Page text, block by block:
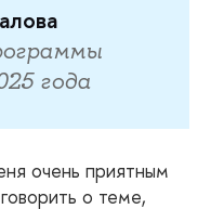
года
очень приятным
о теме,